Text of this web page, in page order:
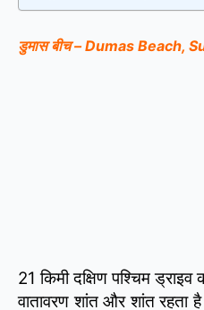
डुमास बीच – Dumas Beach,
21 किमी दक्षिण पश्चिम
वातावरण शांत और शांत रहता